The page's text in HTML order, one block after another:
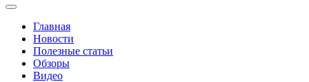
Главная
Новости
Полезные статьи
Обзоры
Видео